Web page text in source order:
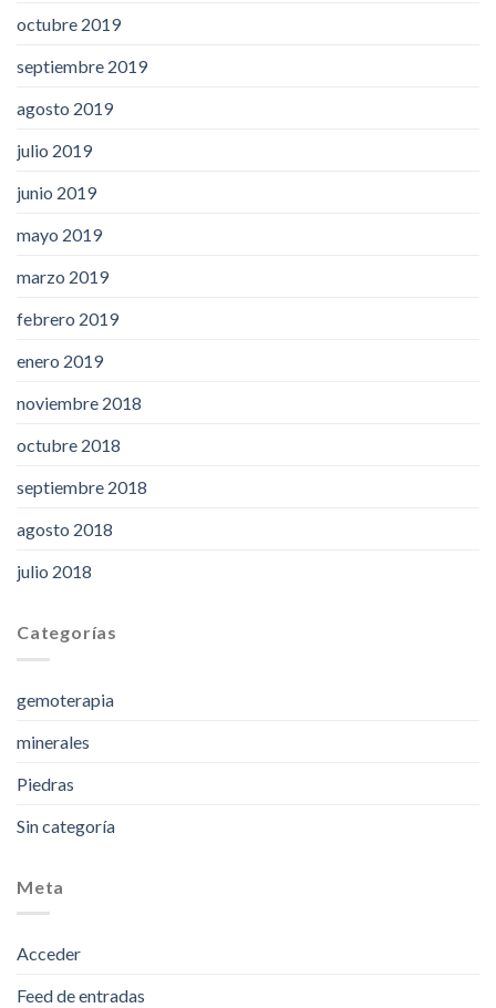
octubre 2019
septiembre 2019
agosto 2019
julio 2019
junio 2019
mayo 2019
marzo 2019
febrero 2019
enero 2019
noviembre 2018
octubre 2018
septiembre 2018
agosto 2018
julio 2018
Categorías
gemoterapia
minerales
Piedras
Sin categoría
Meta
Acceder
Feed de entradas